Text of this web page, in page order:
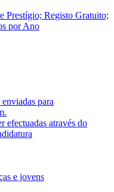
Prestígio; Registo Gratuito;
por Ano
para
efectuadas através do
e jovens